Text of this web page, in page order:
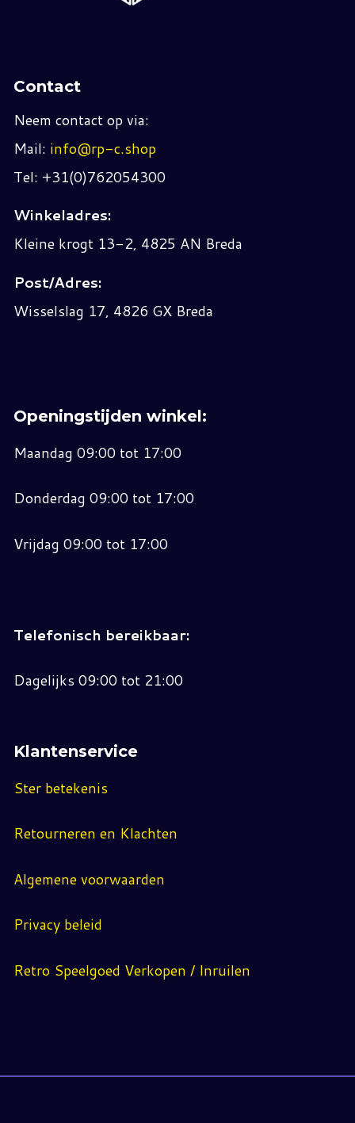
Contact
Neem contact op via:
Mail: info@rp-c.shop
Tel: +31(0)762054300
Winkeladres:
Kleine krogt 13-2, 4825 AN Breda
Post/Adres:
Wisselslag 17, 4826 GX Breda
Openingstijden winkel:
Maandag 09:00 tot 17:00
Donderdag 09:00 tot 17:00
Vrijdag 09:00 tot 17:00
Telefonisch bereikbaar:
Dagelijks 09:00 tot 21:00
Klantenservice
Ster betekenis
Retourneren en Klachten
Algemene voorwaarden
Privacy beleid
Retro Speelgoed Verkopen / Inruilen